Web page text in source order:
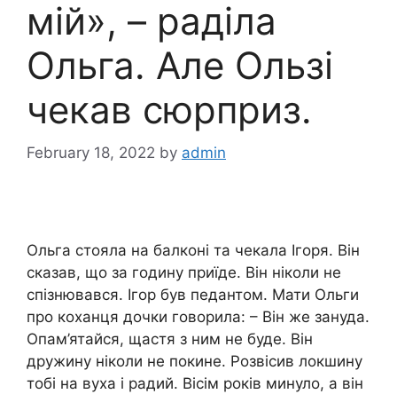
мій», – раділа
Ольга. Але Ользі
чекав сюрприз.
February 18, 2022 by admin
Ольга стояла на балконі та чекала Ігоря. Він
сказав, що за годину приїде. Він ніколи не
спізнювався. Ігор був педантом. Мати Ольги
про коxанця дочки говорила: – Він же зануда.
Опам’ятайся, щастя з ним не буде. Він
дружину ніколи не покине. Розвісив локшину
тобі на вуха і радий. Вісім років минуло, а він